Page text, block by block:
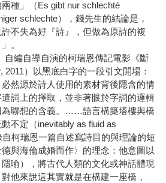
種」（Es gibt nur schlechté
schlechte），錢先生的結論是，
許不失為好『詩』，但做為原詩的複
。
自編自導自演的柯瑞恩傳記電影《斷
2011）以黑底白字的一段引文開場：
必然源於詩人使用的素材背後隱含的情
詞上的擇取，並非著眼於字詞的邏輯
為聯想的含義。……語言構築塔樓與橋
不定（inevitably as fluid as
柯瑞恩一篇自述寫詩目的與理論的短
與海倫成婚而作〉的理念：他意圖以
喻），將古代人類的文化或神話體現
他來說這其實就是在構建一座橋，